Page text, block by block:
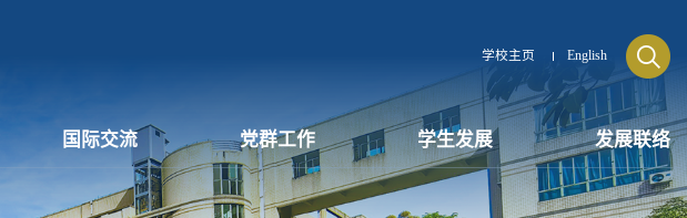
学校主页 English
国际交流 党群工作 学生发展 发展联络